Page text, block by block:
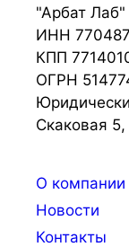
"Арбат Лаб"
ИНН
КПП
ОГРН
Скаковая
О компании
Новости
Контакты